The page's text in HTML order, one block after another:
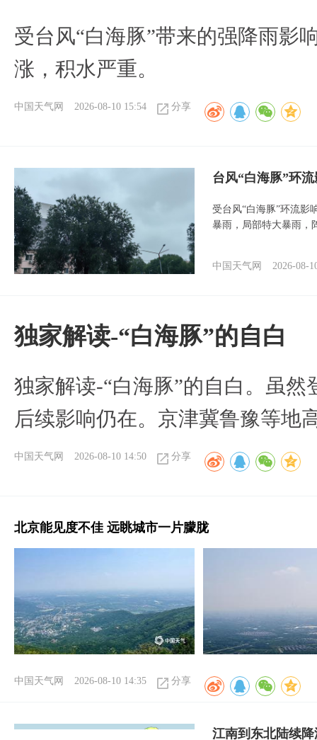
受台风“白海豚”带来的强降雨影
涨，积水严重。
中国天气网 2026-08-10 15:54 分享
台风“白海豚”环
受台风“白海豚”环流影
暴雨，局部特大暴雨，
中国天气网 2026-08-
​独家解读-“白海豚”的自白
独家解读-“白海豚”的自白。虽然
后续影响仍在。京津冀鲁豫等地
中国天气网 2026-08-10 14:50 分享
北京能见度不佳 远眺城市一片朦胧
中国天气网 2026-08-10 14:35 分享
江南到东北陆续